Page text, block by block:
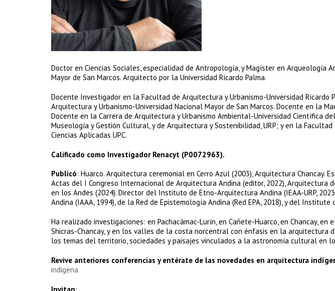
Doctor en Ciencias Sociales, especialidad de Antropología, y Magíster en Arqueología
Mayor de San Marcos. Arquitecto por la Universidad Ricardo Palma.
Docente Investigador en la Facultad de Arquitectura y Urbanismo-Universidad Ricardo
Arquitectura y Urbanismo-Universidad Nacional Mayor de San Marcos. Docente en la
Docente en la Carrera de Arquitectura y Urbanismo Ambiental-Universidad Científica
Museología y Gestión Cultural, y de Arquitectura y Sostenibilidad, URP; y en la
Ciencias Aplicadas UPC.
Calificado como Investigador Renacyt (P0072963).
Publicó: Huarco. Arquitectura ceremonial en Cerro Azul (2003), Arquitectura Chancay.
Actas del I Congreso Internacional de Arquitectura Andina (editor, 2022), Arquitectura
en los Andes (2024). Director del Instituto de Etno-Arquitectura Andina (IEAA-URP,
Andina (IAAA, 1994), de la Red de Epistemología Andina (Red EPA, 2018), y del Institute
Ha realizado investigaciones: en Pachacámac-Lurín, en Cañete-Huarco, en Chancay, en
Shicras-Chancay, y en los valles de la costa norcentral con énfasis en la arquitectura
los temas del territorio, sociedades y paisajes vinculados a la astronomía cultural en
Revive anteriores conferencias y entérate de las novedades en arquitectura
indigena